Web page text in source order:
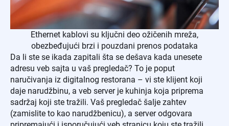
Ethernet kablovi su ključni deo ožičenih mreža,
obezbeđujući brzi i pouzdani prenos podataka
Da li ste se ikada zapitali šta se dešava kada unesete
adresu veb sajta u vaš pregledač? To je poput
naručivanja iz digitalnog restorana – vi ste klijent koji
daje narudžbinu, a veb server je kuhinja koja priprema
sadržaj koji ste tražili. Vaš pregledač šalje zahtev
(zamislite to kao narudžbenicu), a server odgovara